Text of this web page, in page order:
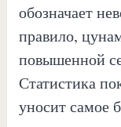
обозначает
правило,
повышенной
Статистика
уносит самое